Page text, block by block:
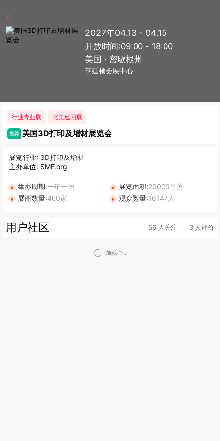
2027年04.13 - 04.15
开放时间:09:00 - 18:00
美国 · 密歇根州
亨廷顿会展中心
行业专业展 北美巡回展
推荐 美国3D打印及增材展览会
展览行业: 3D打印及增材
主办单位: SME.org
举办周期:一年一届 展览面积:20000平方
展商数量:400家 观众数量:16147人
用户社区 56 人关注 3 人评价
加载中..